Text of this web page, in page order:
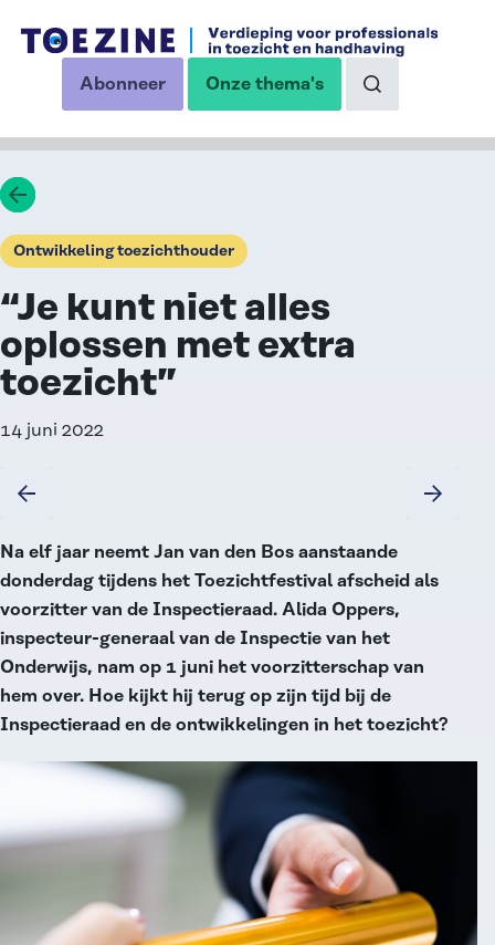
Ga naar de inhoud
Abonneer
op onze nieuwsbriefOnze thema's Naar de
Ga terug
Ontwikkeling toezichthouder
“Je kunt niet alles
oplossen met extra
toezicht”
14 juni 2022
Na elf jaar neemt Jan van den Bos aanstaande
donderdag tijdens het Toezichtfestival afscheid als
voorzitter van de Inspectieraad. Alida Oppers,
inspecteur-generaal van de Inspectie van het
Onderwijs, nam op 1 juni het voorzitterschap van
hem over. Hoe kijkt hij terug op zijn tijd bij de
Inspectieraad en de ontwikkelingen in het toezicht?